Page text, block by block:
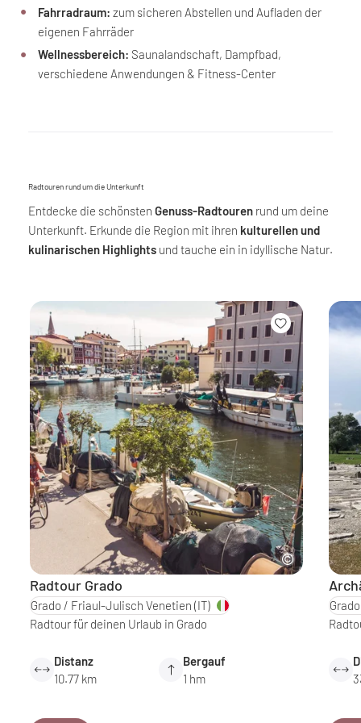
Fahrradraum: zum sicheren Abstellen und Aufladen der
eigenen Fahrräder
Wellnessbereich: Saunalandschaft, Dampfbad,
verschiedene Anwendungen & Fitness-Center
Radtouren rund um die Unterkunft
Entdecke die schönsten Genuss-Radtouren rund um deine
Unterkunft. Erkunde die Region mit ihren kulturellen und
kulinarischen Highlights und tauche ein in idyllische Natur.
Radtour Grado
Grado / Friaul-Julisch Venetien (IT)
Radtour für deinen Urlaub in Grado
Distanz
10.77 km
Bergauf
1 hm